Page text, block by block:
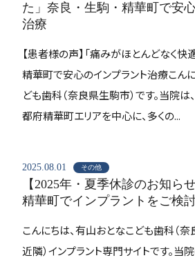
た」奈良・生駒・精華町で安
治療
【患者様の声】「痛みがほとんどなく快
精華町で安心のインプラント治療こん
ども歯科（奈良県生駒市）です。当院は
都府精華町エリアを中心に、多くの...
2025.08.01 その他
【2025年・夏季休診のお知ら
精華町でインプラントをご検
こんにちは、有山おとなこども歯科（
近隣）インプラント専門サイトです。